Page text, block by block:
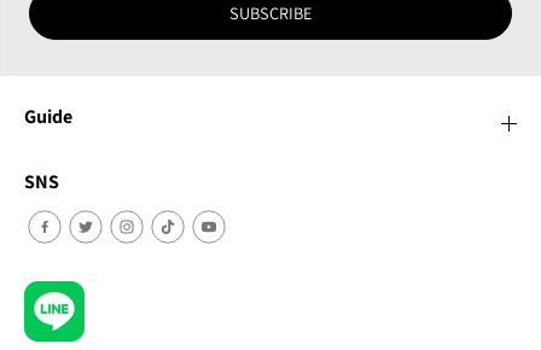
SUBSCRIBE
Guide
SNS